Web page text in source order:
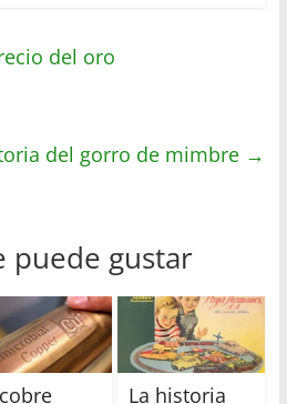
del oro
del gorro de mimbre →
puede gustar
La historia